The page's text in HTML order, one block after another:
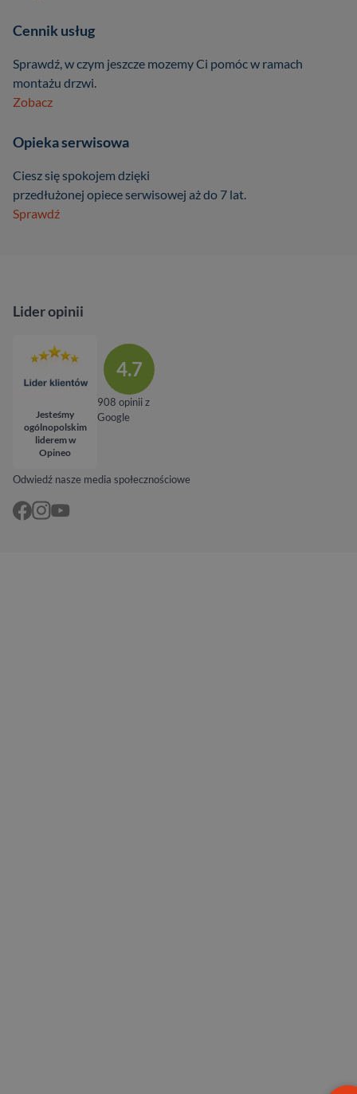
Cennik usług
Sprawdź, w czym jeszcze mozemy Ci pomóc w ramach
montażu drzwi.
Zobacz
Opieka serwisowa
Ciesz się spokojem dzięki
przedłużonej opiece serwisowej aż do 7 lat.
Sprawdź
Odwiedź nasze media społecznościowe
Lider opinii
Jesteśmy
ogólnopolskim
liderem w
Opineo
4.7
908 opinii z
Google